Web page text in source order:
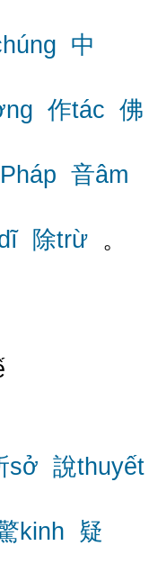
中
作tác 佛
音âm
除trừ 。
sở 說thuyết
kinh
疑